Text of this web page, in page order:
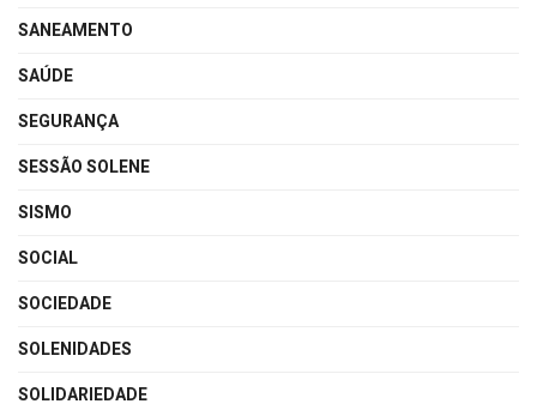
SANEAMENTO
SAÚDE
SEGURANÇA
SESSÃO SOLENE
SISMO
SOCIAL
SOCIEDADE
SOLENIDADES
SOLIDARIEDADE